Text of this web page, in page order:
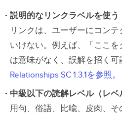
説明的なリンクラベルを使う
リンクは、ユーザーにコン
いけない。例えば、「ここ
は意味がなく、誤解を招く可
Relationships SC 1.3.1を参照。
中級以下の読解レベル（レベ
用句、俗語、比喩、皮肉、